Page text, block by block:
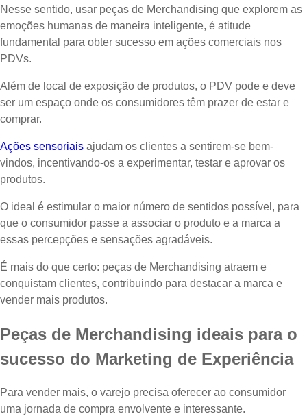
Nesse sentido, usar peças de Merchandising que explorem as
emoções humanas de maneira inteligente, é atitude
fundamental para obter sucesso em ações comerciais nos
PDVs.
Além de local de exposição de produtos, o PDV pode e deve
ser um espaço onde os consumidores têm prazer de estar e
comprar.
Ações sensoriais ajudam os clientes a sentirem-se bem-
vindos, incentivando-os a experimentar, testar e aprovar os
produtos.
O ideal é estimular o maior número de sentidos possível, para
que o consumidor passe a associar o produto e a marca a
essas percepções e sensações agradáveis.
É mais do que certo: peças de Merchandising atraem e
conquistam clientes, contribuindo para destacar a marca e
vender mais produtos.
Peças de Merchandising ideais para o
sucesso do Marketing de Experiência
Para vender mais, o varejo precisa oferecer ao consumidor
uma jornada de compra envolvente e interessante.